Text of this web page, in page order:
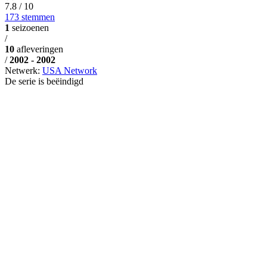
7.8 / 10
173 stemmen
1 seizoenen
/
10 afleveringen
/ 2002 - 2002
Netwerk: USA Network
De serie is beëindigd